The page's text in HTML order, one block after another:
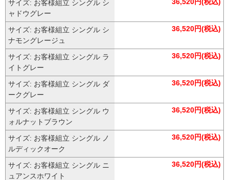
サイズ: お客様組立 シングル シ
ャドウグレー
36,520円(税込)
サイズ: お客様組立 シングル シ
ナモングレージュ
36,520円(税込)
サイズ: お客様組立 シングル ラ
イトグレー
36,520円(税込)
サイズ: お客様組立 シングル ダ
ークグレー
36,520円(税込)
サイズ: お客様組立 シングル ウ
ォルナットブラウン
36,520円(税込)
サイズ: お客様組立 シングル ノ
ルディックオーク
36,520円(税込)
サイズ: お客様組立 シングル ニ
ュアンスホワイト
36,520円(税込)